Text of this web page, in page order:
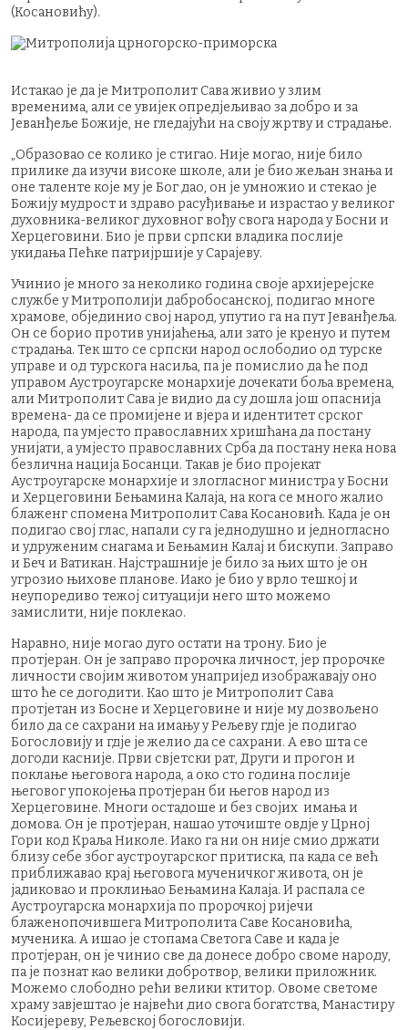
(Косановићу).
Истакао је да је Митрополит Сава живио у злим
временима, али се увијек опредјељивао за добро и за
Јеванђеље Божије, не гледајући на своју жртву и страдање.
„Образовао се колико је стигао. Није могао, није било
прилике да изучи високе школе, али је био жељан знања и
оне таленте које му је Бог дао, он је умножио и стекао је
Божију мудрост и здраво расуђивање и израстао у великог
духовника-великог духовног вођу свога народа у Босни и
Херцеговини. Био је први српски владика послије
укидања Пећке патријршије у Сарајеву.
Учинио је много за неколико година своје архијерејске
службе у Митрополији дабробосанској, подигао многе
храмове, објединио свој народ, упутио га на пут Јеванђеља.
Он се борио против унијаћења, али зато је кренуо и путем
страдања. Тек што се српски народ ослободио од турске
управе и од турскога насиља, па је помислио да ће под
управом Аустроугарске монархије дочекати боља времена,
али Митрополит Сава је видио да су дошла још опаснија
времена- да се промијене и вјера и идентитет срског
народа, па умјесто православних хришћана да постану
унијати, а умјесто православних Срба да постану нека нова
безлична нација Босанци. Такав је био пројекат
Аустроугарске монархије и злогласног министра у Босни
и Херцеговини Бењамина Калаја, на кога се много жалио
блаженг спомена Митрополит Сава Косановић. Када је он
подигао свој глас, напали су га једнодушно и једногласно
и удруженим снагама и Бењамин Калај и бискупи. Заправо
и Беч и Ватикан. Најстрашније је било за њих што је он
угрозио њихове планове. Иако је био у врло тешкој и
неупоредиво тежој ситуацији него што можемо
замислити, није поклекао.
Наравно, није могао дуго остати на трону. Био је
протјеран. Он је заправо пророчка личност, јер пророчке
личности својим животом унапријед изображавају оно
што ће се догодити. Као што је Митрополит Сава
протјетан из Босне и Херцеговине и није му дозвољено
било да се сахрани на имању у Рељеву гдје је подигао
Богословију и гдје је желио да се сахрани. А ево шта се
догоди касније. Први свјетски рат, Други и прогон и
поклање његовога народа, а око сто година послије
његовог упокојења протјеран би његов народ из
Херцеговине. Многи остадоше и без својих имања и
домова. Он је протјеран, нашао уточиште овдје у Црној
Гори код Краља Николе. Иако га ни он није смио држати
близу себе због аустроугарског притиска, па када се већ
приближавао крај његовога мученичког живота, он је
јадиковао и проклињао Бењамина Калаја. И распала се
Аустроугарска монархија по пророчкој ријечи
блаженопочившега Митрополита Саве Косановића,
мученика. А ишао је стопама Светога Саве и када је
протјеран, он је чинио све да донесе добро своме народу,
па је познат као велики добротвор, велики приложник.
Можемо слободно рећи велики ктитор. Овоме светоме
храму завјештао је највећи дио свога богатства, Манастиру
Косијереву, Рељевској богословији.